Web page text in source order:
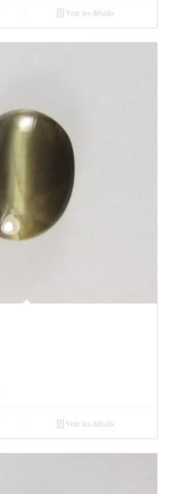
Voir les détails
Voir les détails